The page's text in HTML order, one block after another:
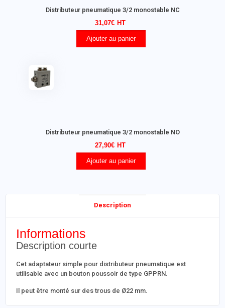
Distributeur pneumatique 3/2 monostable NC
31,07€
Ajouter au panier
Distributeur pneumatique 3/2 monostable NO
27,90€
Ajouter au panier
Description
Informations
Description courte
Cet adaptateur simple pour distributeur pneumatique est
utilisable avec un bouton poussoir de type GPPRN.
Il peut être monté sur des trous de Ø22 mm.